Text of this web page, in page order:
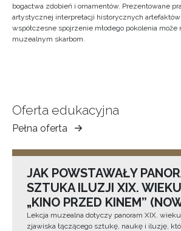
bogactwa zdobień i ornamentów. Prezentowane
artystycznej interpretacji historycznych
współczesne spojrzenie młodego pokolenia
muzealnym skarbom.
Oferta edukacyjna
Pełna oferta
Muzeum
Ziemi
JAK POWSTAWAŁY
SZTUKA ILUZJI XIX.
„KINO PRZED KINEM”
Lekcja muzealna dotyczy panoram XIX.
zjawiska łączącego sztukę, naukę i iluzję,